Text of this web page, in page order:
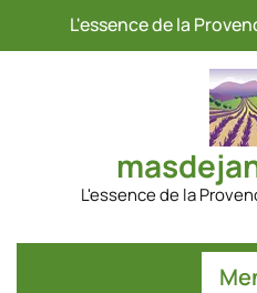
L'essence de la
L'essence de la